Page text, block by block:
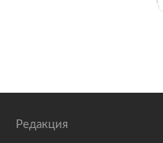
Редакция